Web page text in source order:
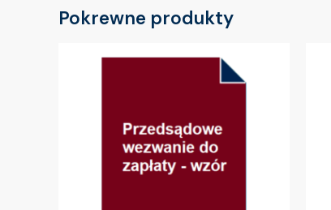
Pokrewne produkty